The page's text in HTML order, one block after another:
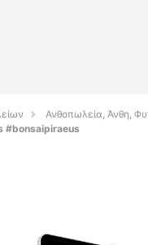
Ανθοπωλεία, Άνθη,
#bonsaipiraeus